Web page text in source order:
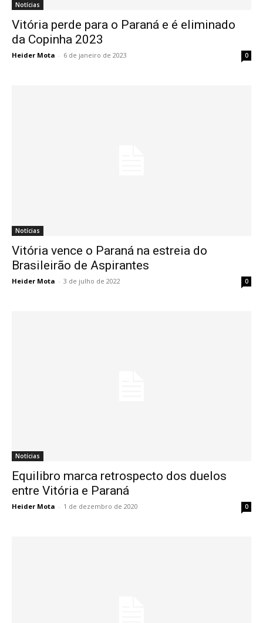
Notícias
Vitória perde para o Paraná e é eliminado
da Copinha 2023
Heider Mota - 6 de janeiro de 2023 0
Notícias
Vitória vence o Paraná na estreia do
Brasileirão de Aspirantes
Heider Mota - 3 de julho de 2022 0
Notícias
Equilibro marca retrospecto dos duelos
entre Vitória e Paraná
Heider Mota - 1 de dezembro de 2020 0